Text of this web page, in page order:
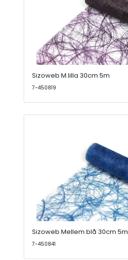
Sizoweb M.lilla 30cm 5m
7-450819
Sizoweb Mellem blå 30cm 5m
7-450841